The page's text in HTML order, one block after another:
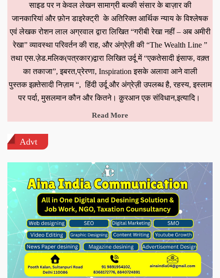
साइड पर न केवल लेखन सामाग्री बल्की संसार के बाज़ार की
जानकारियां और फ़ोन डाइरेक्ट्री के अतिरिक्त आर्थिक न्याय के विश्लेषक
एवं लेखक रोशन लाल अग्रवाल द्वारा लिखित “गरीबी रेखा नहीं – अब अमीरी
रेखा” व्यावस्था परिवर्तन की राह, और अंग्रेज़ी की “The Wealth Line ”
तथा एस.ज़ेड.मलिक(पत्रकार)द्वारा लिखित उर्दू में “एकतेसादी इंसाफ, वक़्त
का तकाजा”, इबरत,प्रेरणा, Inspiration इसके अलावा आने वाली
पुस्तक इक़्तेसादी निज़ाम “, हिंदी उर्दू और अंग्रेज़ी उपलब्ध है, रहस्य, इस्लाम
पर पर्दा, मुसलमान कौन और कितने। क़ुरआन एक संविधान,इत्यादि।
Read More
Advt